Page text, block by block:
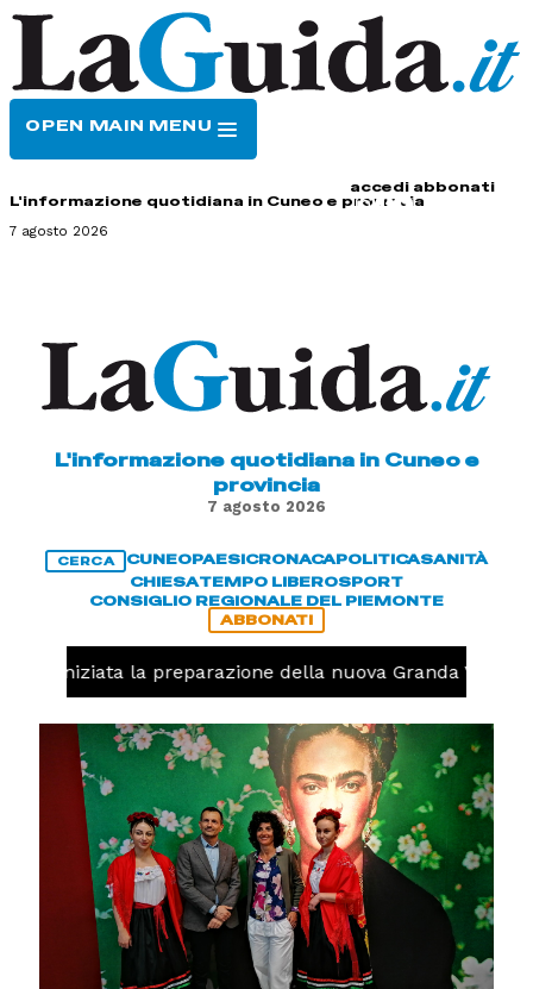
OPEN MAIN MENU
accedi abbonati
L'informazione quotidiana in Cuneo e provincia
7 agosto 2026
L'informazione quotidiana in Cuneo e
provincia
7 agosto 2026
CERCA CUNEOPAESICRONACAPOLITICASANITÀ
CHIESATEMPO LIBEROSPORT
CONSIGLIO REGIONALE DEL PIEMONTE
ABBONATI
iniziata la preparazione della nuova Granda Volley